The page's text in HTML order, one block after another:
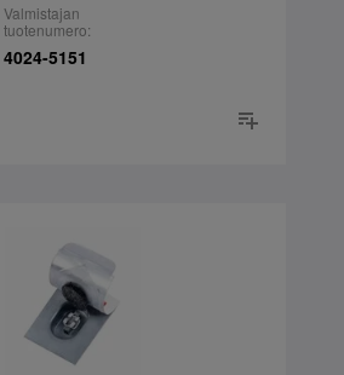
Valmistajan
tuotenumero:
4024-5151